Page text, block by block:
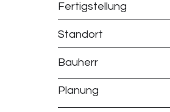
Fertigstellung
Standort
Bauherr
Planung